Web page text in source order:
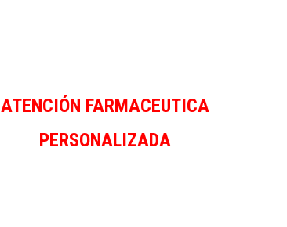
ATENCIÓN FARMACEUTICA
PERSONALIZADA